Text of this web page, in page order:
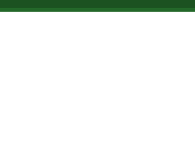
Skip to main content